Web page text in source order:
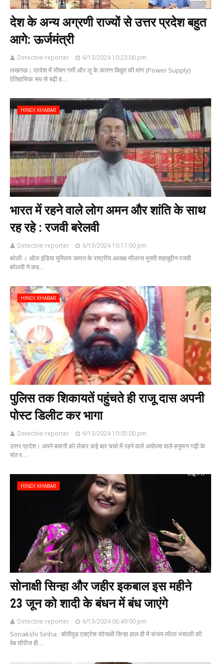
देश के अन्य अग्रणी राज्यों से उत्तर प्रदेश बहुत
आगे: ऊर्जमंत्री
Detective reporter 6/13/2024 10:23:00 pm
लखनऊ। प्रदेश में भीषण गर्मी और लू के कारण विद्युत की मांग (Power Supply)
ऐतिहासिक रूप से बढ़ी ह…
HINDI KHABAR
भारत में रहने वाले लोग अमन और शांति के साथ
रह रहे : रजवी बरेलवी
Detective reporter 6/13/2024 10:17:00 pm
बरेली । ऑल इंडिया मुस्लिम जमात के राष्ट्रीय अध्यक्ष मौलाना मुफ्ती शहाबुद्दीन रजवी
बरेलवी ने कह…
HINDI KHABAR
पुलिस तक शिकायतें पहुंचते ही राजू दास अपनी
पोस्ट डिलीट कर भागा
Detective reporter 6/13/2024 10:05:00 pm
उत्तर प्रदेश। अपने बयानों को लेकर कई बार चर्चा में रहने वाले अयोध्या वाले हनुमान गढ़ी के
संत र…
HINDI KHABAR
सोनाक्षी सिन्हा और जहीर इकबाल इस महीने
23 जून को शादी के बंधन में बंध जाएंगे
Detective reporter 6/13/2024 06:49:00 pm
Sonakshi Sinha : बॉलीवुड एक्ट्रेस सोनाक्षी सिन्हा हाल ही में संजय लीला भंसाली की
वेब सीरीज ही…